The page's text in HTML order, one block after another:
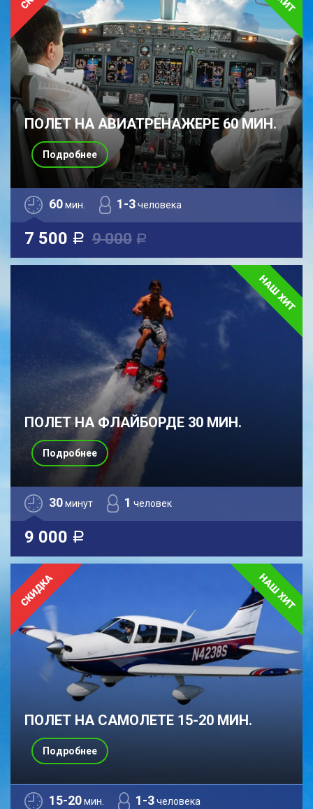
ПОЛЕТ НА АВИАТРЕНАЖЕРЕ 60 МИН.
60мин. 1-3человека
7 500 a 9 000 a
Подробнее
ПОЛЕТ НА ФЛАЙБОРДЕ 30 МИН.
30минут 1 человек
9 000 a
Подробнее
ПОЛЕТ НА САМОЛЕТЕ 15-20 МИН.
15-20мин. 1-3человека
Подробнее